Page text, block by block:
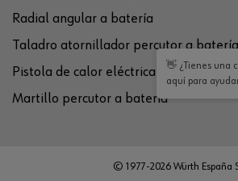
Radial angular a batería
Taladro atornillador percutor a batería
Pistola de calor eléctrica
Martillo percutor a batería
© 1977-2026 Würth España
👋 ¿Tienes una
aquí para